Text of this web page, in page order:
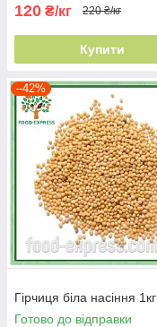
120 ₴/кг 220 ₴/кг
Купити
–42%
Гірчиця біла насіння 1кг
Готово до відправки